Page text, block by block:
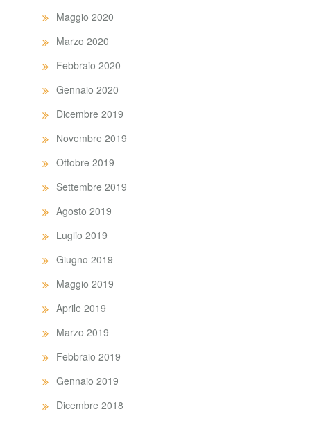
Maggio 2020
Marzo 2020
Febbraio 2020
Gennaio 2020
Dicembre 2019
Novembre 2019
Ottobre 2019
Settembre 2019
Agosto 2019
Luglio 2019
Giugno 2019
Maggio 2019
Aprile 2019
Marzo 2019
Febbraio 2019
Gennaio 2019
Dicembre 2018